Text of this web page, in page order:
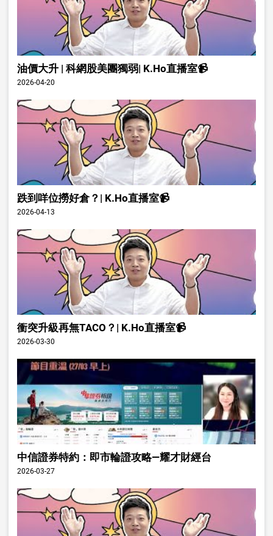
油價大升 | 科網股美團獨弱| K.Ho直播室📹
2026-04-20
跌到咩位撈好倉？| K.Ho直播室📹
2026-04-13
衝突升級再無TACO？| K.Ho直播室📹
2026-03-30
中信證券特約：即市輪證攻略—耀才財經台
2026-03-27